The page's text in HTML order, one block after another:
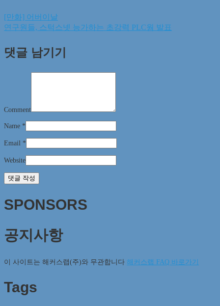
[만화] 어버이날
연구원들, 스턱스넷 능가하는 초강력 PLC웜 발표
댓글 남기기
Comment
Name *
Email *
Website
SPONSORS
공지사항
이 사이트는 해커스랩(주)와 무관합니다 해커스랩 FAQ 바로가기
Tags